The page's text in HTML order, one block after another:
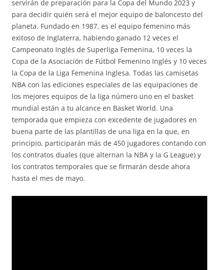
servirán de preparación para la Copa del Mundo 2023 y
para decidir quién será el mejor equipo de baloncesto del
planeta. Fundado en 1987, es el equipo femenino más
exitoso de Inglaterra, habiendo ganado 12 veces el
Campeonato Inglés de Superliga Femenina, 10 veces la
Copa de la Asociación de Fútbol Femenino Inglés y 10 veces
la Copa de la Liga Femenina Inglesa. Todas las camisetas
NBA con las ediciones especiales de las equipaciones de
los mejores equipos de la liga número uno en el basket
mundial están a tu alcance en Basket World. Una
temporada que empieza con excedente de jugadores en
buena parte de las plantillas de una liga en la que, en
principio, participarán más de 450 jugadores contando con
los contratos duales (que alternan la NBA y la G League) y
los contratos temporales que se firmarán desde ahora
hasta el mes de mayo.